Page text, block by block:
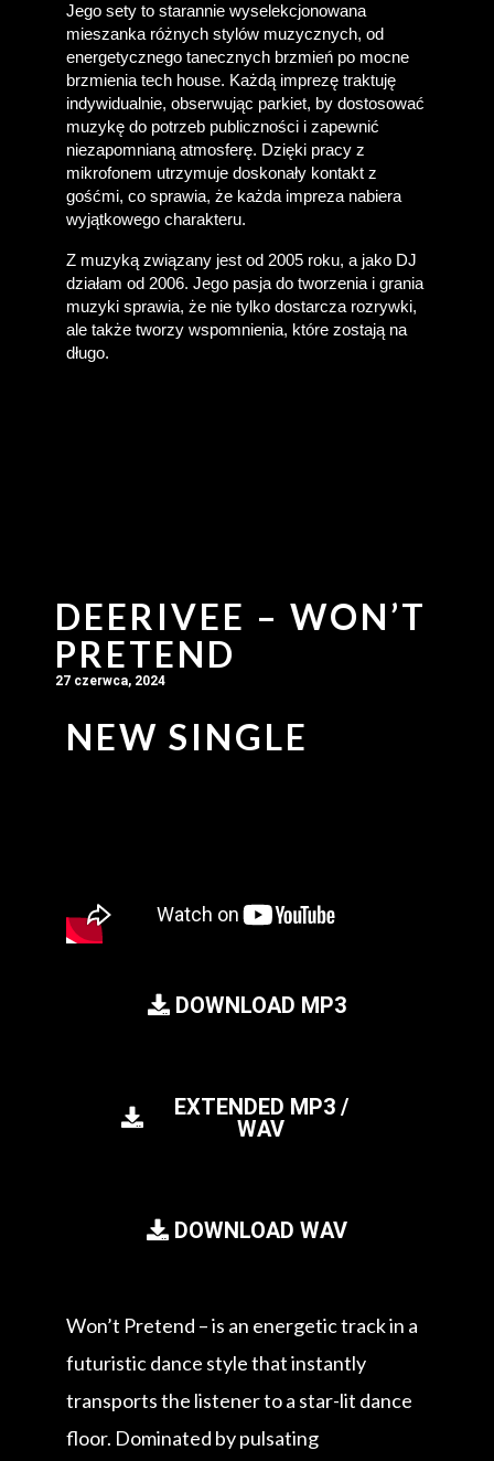
Jego sety to starannie wyselekcjonowana
mieszanka różnych stylów muzycznych, od
energetycznego tanecznych brzmień po mocne
brzmienia tech house. Każdą imprezę traktuję
indywidualnie, obserwując parkiet, by dostosować
muzykę do potrzeb publiczności i zapewnić
niezapomnianą atmosferę. Dzięki pracy z
mikrofonem utrzymuje doskonały kontakt z
gośćmi, co sprawia, że każda impreza nabiera
wyjątkowego charakteru.
Z muzyką związany jest od 2005 roku, a jako DJ
działam od 2006. Jego pasja do tworzenia i grania
muzyki sprawia, że nie tylko dostarcza rozrywki,
ale także tworzy wspomnienia, które zostają na
długo.
DEERIVEE – WON’T
PRETEND
27 czerwca, 2024
NEW SINGLE
DOWNLOAD MP3
EXTENDED MP3 /
WAV
DOWNLOAD WAV
Won’t Pretend – is an energetic track in a
futuristic dance style that instantly
transports the listener to a star-lit dance
floor. Dominated by pulsating